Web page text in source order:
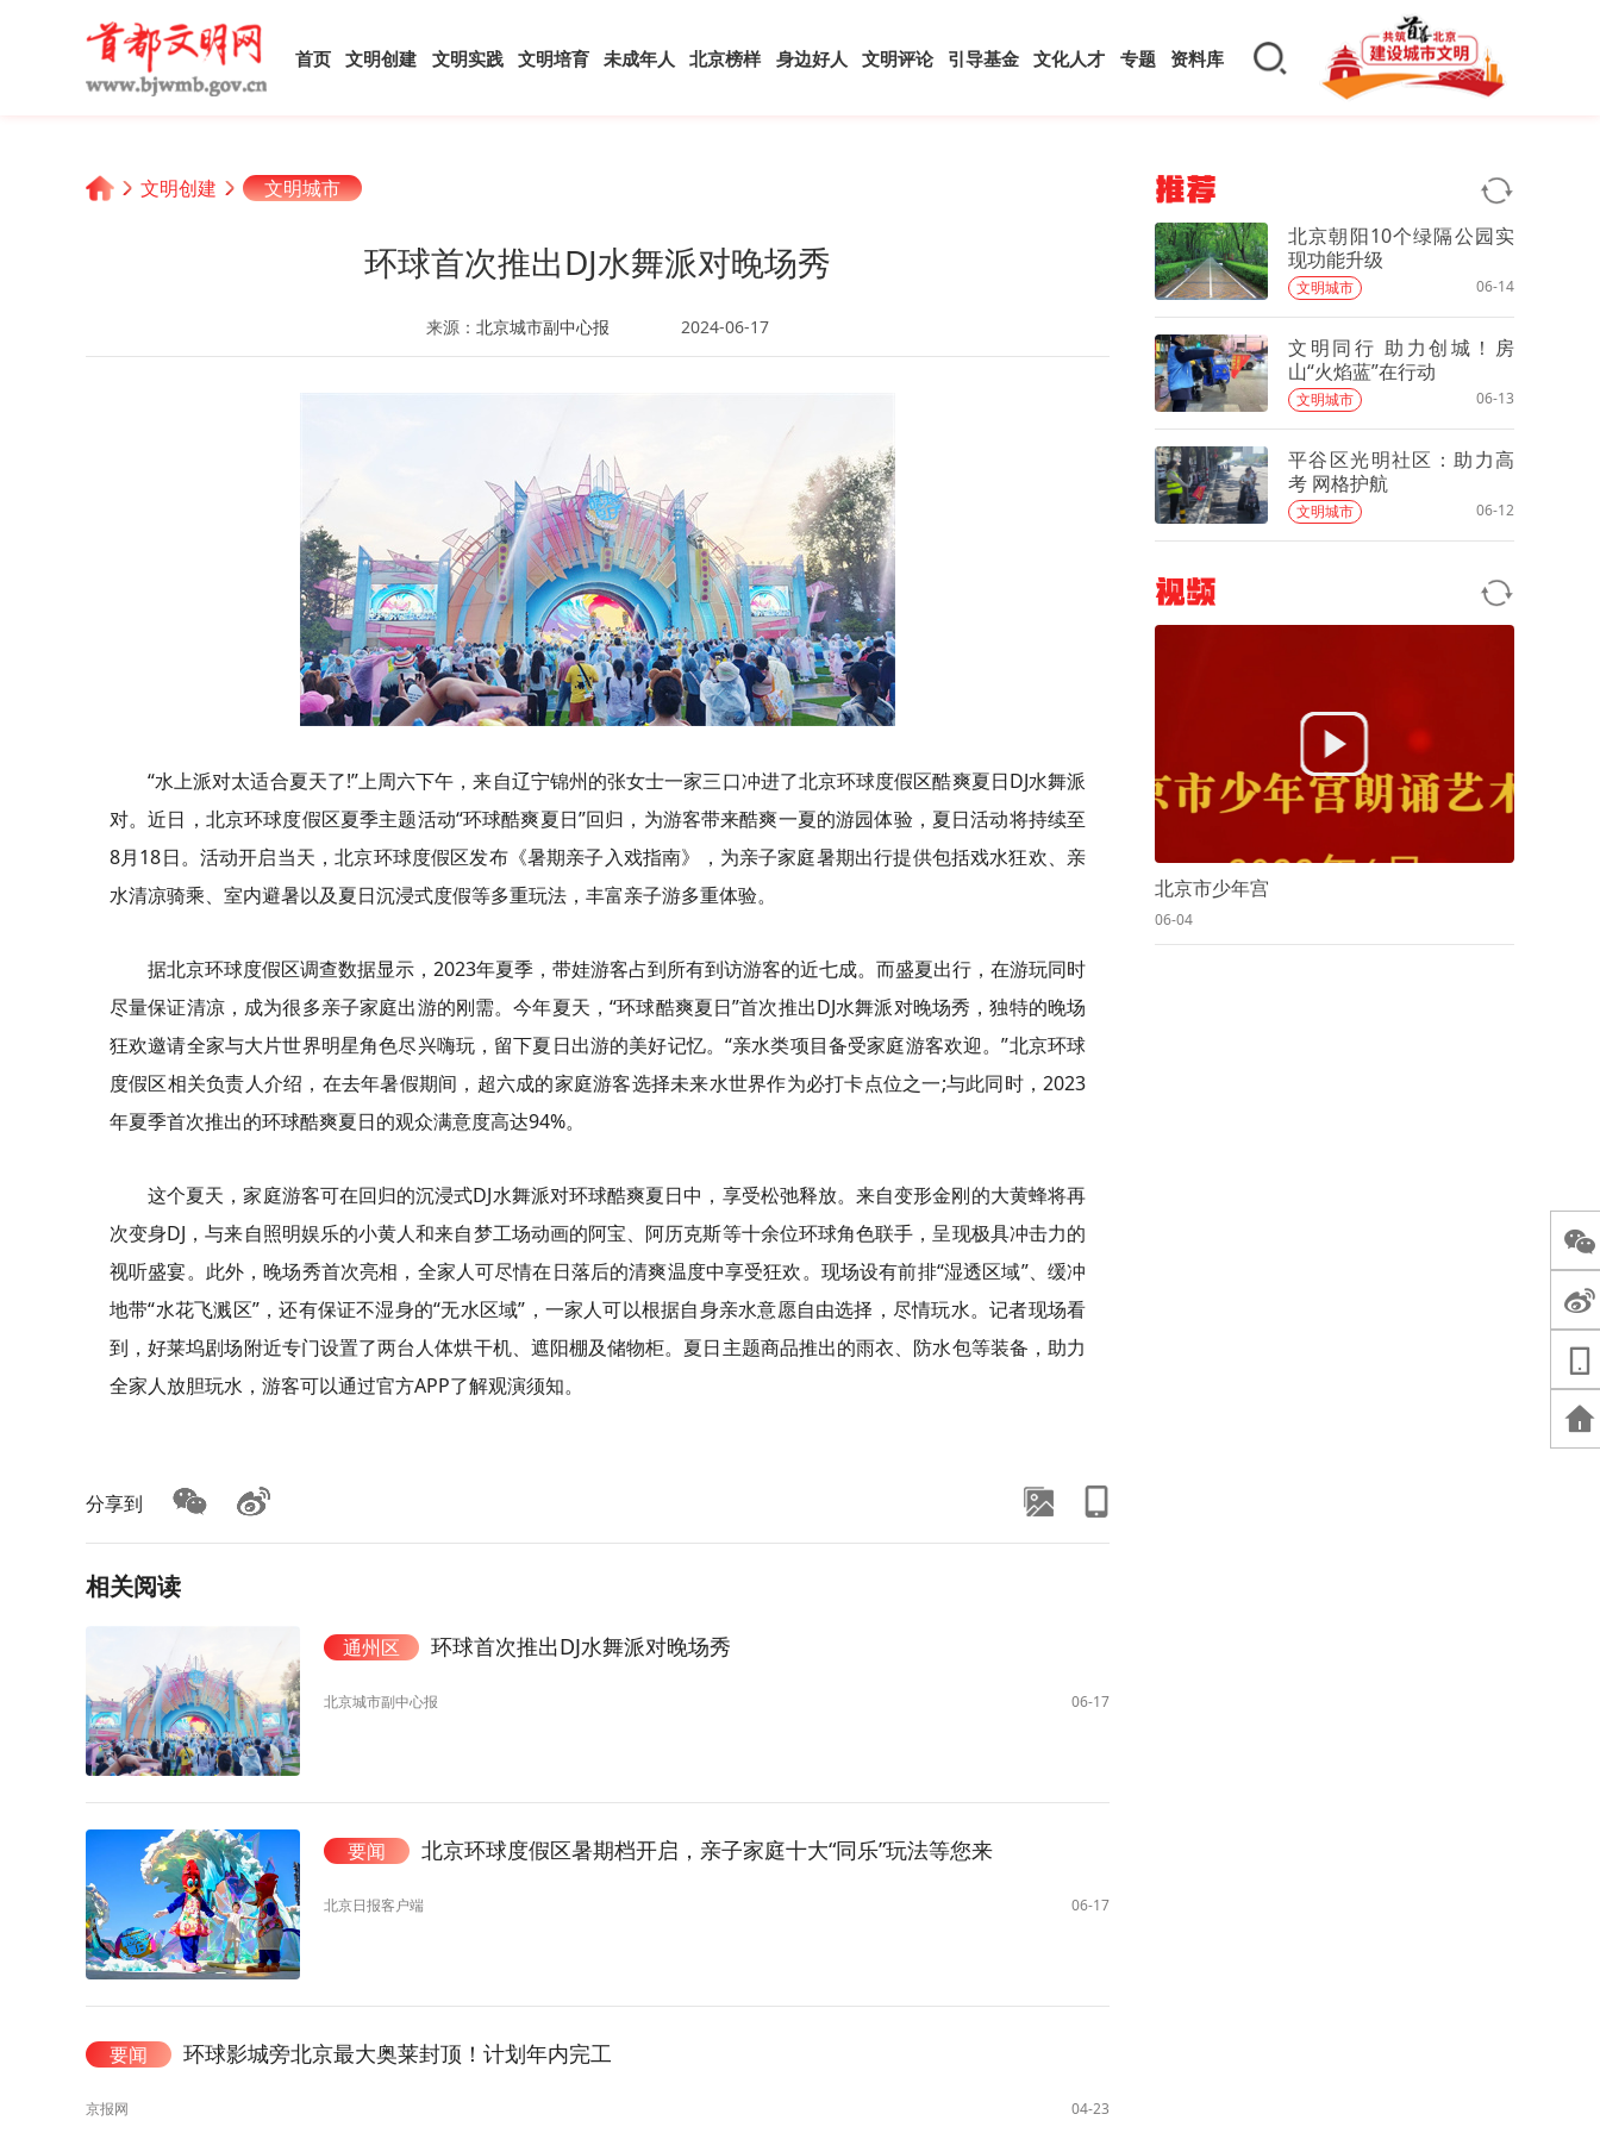
首页 文明创建 文明实践 文明培育 未成年人 北京榜样 身边好人 文明评论 引导基金 文化人才 专题 资料库
文明创建 文明城市
环球首次推出DJ水舞派对晚场秀
来源： 北京城市副中心报 2024-06-17
“水上派对太适合夏天了!”上周六下午，来自辽宁锦州的张女士一家三口冲进了北京环球度假区酷爽夏日DJ水舞派
对。近日，北京环球度假区夏季主题活动“环球酷爽夏日”回归，为游客带来酷爽一夏的游园体验，夏日活动将持续至
8月18日。活动开启当天，北京环球度假区发布《暑期亲子入戏指南》，为亲子家庭暑期出行提供包括戏水狂欢、亲
水清凉骑乘、室内避暑以及夏日沉浸式度假等多重玩法，丰富亲子游多重体验。
据北京环球度假区调查数据显示，2023年夏季，带娃游客占到所有到访游客的近七成。而盛夏出行，在游玩同时
尽量保证清凉，成为很多亲子家庭出游的刚需。今年夏天，“环球酷爽夏日”首次推出DJ水舞派对晚场秀，独特的晚场
狂欢邀请全家与大片世界明星角色尽兴嗨玩，留下夏日出游的美好记忆。“亲水类项目备受家庭游客欢迎。”北京环球
度假区相关负责人介绍，在去年暑假期间，超六成的家庭游客选择未来水世界作为必打卡点位之一;与此同时，2023
年夏季首次推出的环球酷爽夏日的观众满意度高达94%。
这个夏天，家庭游客可在回归的沉浸式DJ水舞派对环球酷爽夏日中，享受松弛释放。来自变形金刚的大黄蜂将再
次变身DJ，与来自照明娱乐的小黄人和来自梦工场动画的阿宝、阿历克斯等十余位环球角色联手，呈现极具冲击力的
视听盛宴。此外，晚场秀首次亮相，全家人可尽情在日落后的清爽温度中享受狂欢。现场设有前排“湿透区域”、缓冲
地带“水花飞溅区”，还有保证不湿身的“无水区域”，一家人可以根据自身亲水意愿自由选择，尽情玩水。记者现场看
到，好莱坞剧场附近专门设置了两台人体烘干机、遮阳棚及储物柜。夏日主题商品推出的雨衣、防水包等装备，助力
全家人放胆玩水，游客可以通过官方APP了解观演须知。
分享到
相关阅读
通州区 环球首次推出DJ水舞派对晚场秀
北京城市副中心报 06-17
要闻 北京环球度假区暑期档开启，亲子家庭十大“同乐”玩法等您来
北京日报客户端 06-17
要闻 环球影城旁北京最大奥莱封顶！计划年内完工
京报网 04-23
推荐
北京朝阳10个绿隔公园实
现功能升级
文明城市 06-14
文明同行 助力创城！房
山“火焰蓝”在行动
文明城市 06-13
平谷区光明社区：助力高
考 网格护航
文明城市 06-12
视频
北京市少年宫
06-04